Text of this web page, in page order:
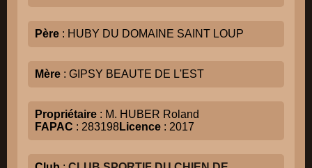
Père : HUBY DU DOMAINE SAINT LOUP
Mère : GIPSY BEAUTE DE L'EST
Propriétaire : M. HUBER Roland
FAPAC : 283198Licence : 2017